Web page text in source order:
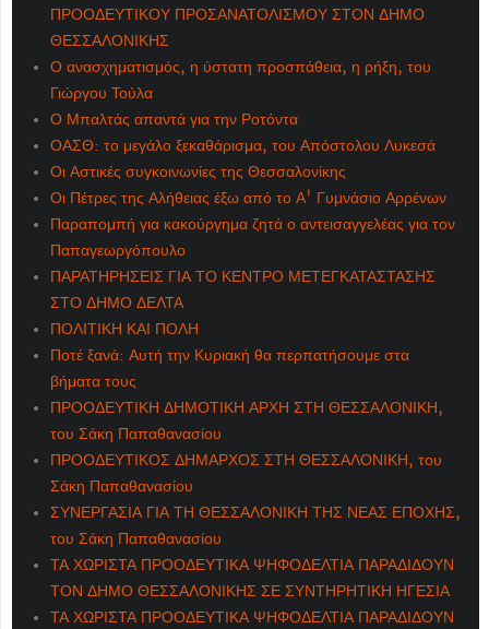
ΠΡΟΟΔΕΥΤΙΚΟΥ ΠΡΟΣΑΝΑΤΟΛΙΣΜΟΥ ΣΤΟΝ ΔΗΜΟ
ΘΕΣΣΑΛΟΝΙΚΗΣ
Ο ανασχηματισμός, η ύστατη προσπάθεια, η ρήξη, του
Γιώργου Τούλα
Ο Μπαλτάς απαντά για την Ροτόντα
ΟΑΣΘ: το μεγάλο ξεκαθάρισμα, του Απόστολου Λυκεσά
Οι Αστικές συγκοινωνίες της Θεσσαλονίκης
Οι Πέτρες της Αλήθειας έξω από το Α' Γυμνάσιο Αρρένων
Παραπομπή για κακούργημα ζητά ο αντεισαγγελέας για τον
Παπαγεωργόπουλο
ΠΑΡΑΤΗΡΗΣΕΙΣ ΓΙΑ ΤΟ ΚΕΝΤΡΟ ΜΕΤΕΓΚΑΤΑΣΤΑΣΗΣ
ΣΤΟ ΔΗΜΟ ΔΕΛΤΑ
ΠΟΛΙΤΙΚΗ ΚΑΙ ΠΟΛΗ
Ποτέ ξανά: Αυτή την Κυριακή θα περπατήσουμε στα
βήματα τους
ΠΡΟΟΔΕΥΤΙΚΗ ΔΗΜΟΤΙΚΗ ΑΡΧΗ ΣΤΗ ΘΕΣΣΑΛΟΝΙΚΗ,
του Σάκη Παπαθανασίου
ΠΡΟΟΔΕΥΤΙΚΟΣ ΔΗΜΑΡΧΟΣ ΣΤΗ ΘΕΣΣΑΛΟΝΙΚΗ, του
Σάκη Παπαθανασίου
ΣΥΝΕΡΓΑΣΙΑ ΓΙΑ ΤΗ ΘΕΣΣΑΛΟΝΙΚΗ ΤΗΣ ΝΕΑΣ ΕΠΟΧΗΣ,
του Σάκη Παπαθανασίου
ΤΑ ΧΩΡΙΣΤΑ ΠΡΟΟΔΕΥΤΙΚΑ ΨΗΦΟΔΕΛΤΙΑ ΠΑΡΑΔΙΔΟΥΝ
ΤΟΝ ΔΗΜΟ ΘΕΣΣΑΛΟΝΙΚΗΣ ΣΕ ΣΥΝΤΗΡΗΤΙΚΗ ΗΓΕΣΙΑ
ΤΑ ΧΩΡΙΣΤΑ ΠΡΟΟΔΕΥΤΙΚΑ ΨΗΦΟΔΕΛΤΙΑ ΠΑΡΑΔΙΔΟΥΝ